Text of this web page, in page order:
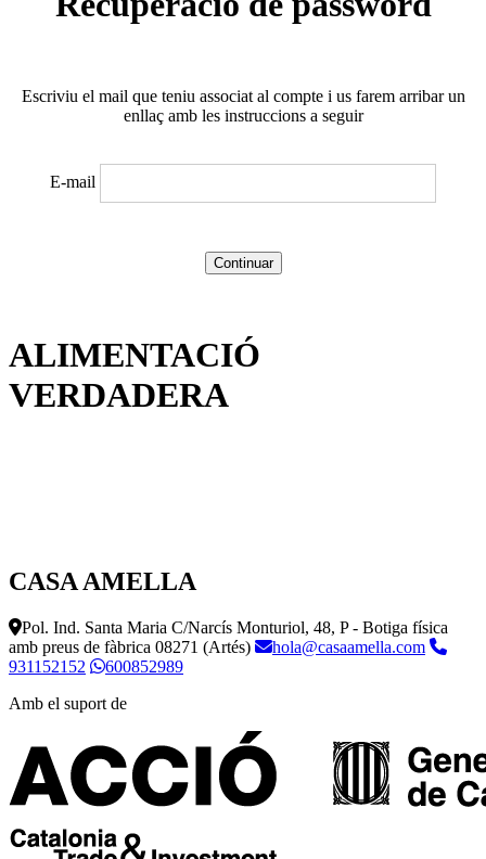
Escriviu el mail que teniu associat al compte i us farem arribar un
enllaç amb les instruccions a seguir
E-mail
Continuar
ALIMENTACIÓ
VERDADERA
CASA AMELLA
Pol. Ind. Santa Maria C/Narcís Monturiol, 48, P - Botiga física
amb preus de fàbrica 08271 (Artés)
hola@casaamella.com
931152152
600852989
Amb el suport de